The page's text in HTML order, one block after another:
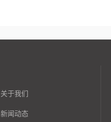
关于我们
新闻动态